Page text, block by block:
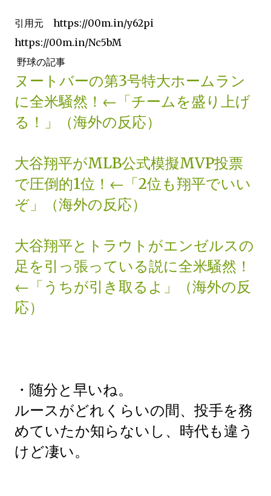
引用元 https://00m.in/y62pi
https://00m.in/Nc5bM
野球の記事
ヌートバーの第3号特大ホームラン
に全米騒然！←「チームを盛り上げ
る！」（海外の反応）
大谷翔平がMLB公式模擬MVP投票
で圧倒的1位！←「2位も翔平でいい
ぞ」（海外の反応）
大谷翔平とトラウトがエンゼルスの
足を引っ張っている説に全米騒然！
←「うちが引き取るよ」（海外の反
応）
・随分と早いね。
ルースがどれくらいの間、投手を務
めていたか知らないし、時代も違う
けど凄い。